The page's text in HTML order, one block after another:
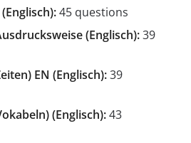
45 questions
(Englisch):39
EN (Englisch):39
(Englisch):43